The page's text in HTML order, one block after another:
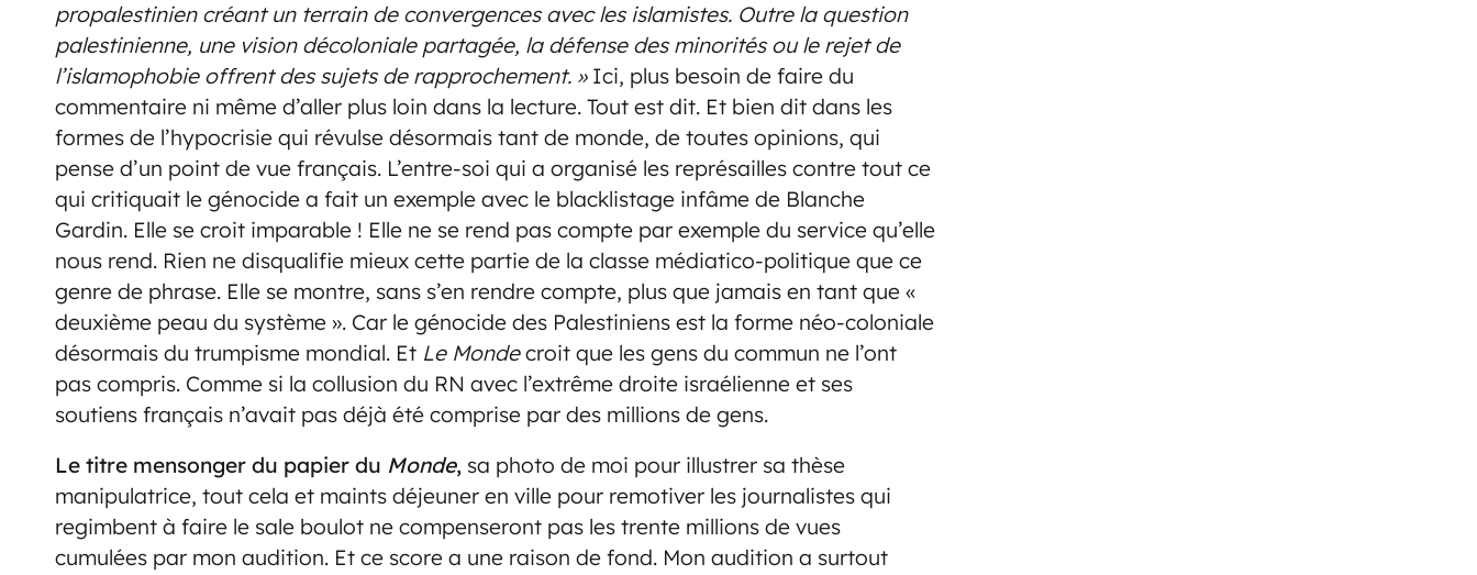
propalestinien créant un terrain de convergences avec les islamistes. Outre la question
palestinienne, une vision décoloniale partagée, la défense des minorités ou le rejet de
l’islamophobie offrent des sujets de rapprochement. » Ici, plus besoin de faire du
commentaire ni même d’aller plus loin dans la lecture. Tout est dit. Et bien dit dans les
formes de l’hypocrisie qui révulse désormais tant de monde, de toutes opinions, qui
pense d’un point de vue français. L’entre-soi qui a organisé les représailles contre tout ce
qui critiquait le génocide a fait un exemple avec le blacklistage infâme de Blanche
Gardin. Elle se croit imparable ! Elle ne se rend pas compte par exemple du service qu’elle
nous rend. Rien ne disqualifie mieux cette partie de la classe médiatico-politique que ce
genre de phrase. Elle se montre, sans s’en rendre compte, plus que jamais en tant que «
deuxième peau du système ». Car le génocide des Palestiniens est la forme néo-coloniale
désormais du trumpisme mondial. Et Le Mondecroit que les gens du commun ne l’ont
pas compris. Comme si la collusion du RN avec l’extrême droite israélienne et ses
soutiens français n’avait pas déjà été comprise par des millions de gens.
Le titre mensonger du papier du Monde, sa photo de moi pour illustrer sa thèse
manipulatrice, tout cela et maints déjeuner en ville pour remotiver les journalistes qui
regimbent à faire le sale boulot ne compenseront pas les trente millions de vues
cumulées par mon audition. Et ce score a une raison de fond. Mon audition a surtout